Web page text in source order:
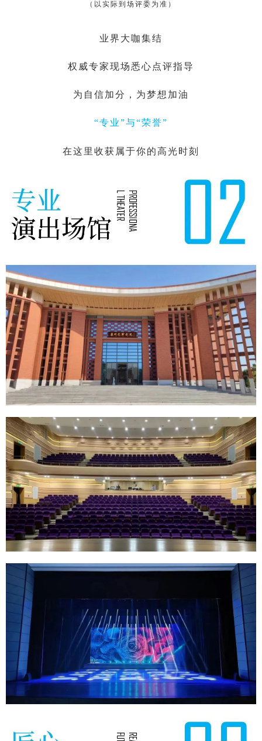
（以实际到场评委为准）
业界大咖集结
权威专家现场悉心点评指导
为自信加分，为梦想加油
“专业”与“荣誉”
在这里收获属于你的高光时刻